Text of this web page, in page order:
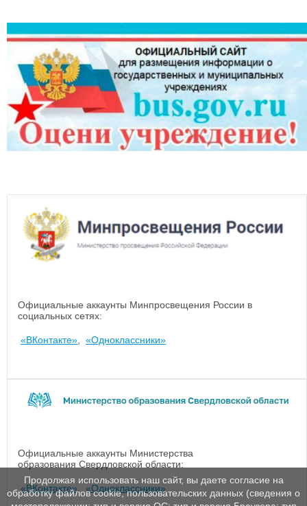
Официальные аккаунты Минпросвещения России в
социальных сетях:
«ВКонтакте» ,«Одноклассники»
Официальные аккаунты Министерства
образования Свердловской области:
«ВКонтакте» ,«Одноклассники»
Продолжая использовать наш сайт, вы даете согласие на
обработку файлов cookie, пользовательских данных (сведения о